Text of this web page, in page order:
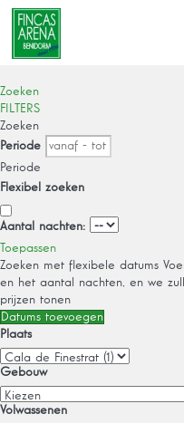
Zoeken
FILTERS
Zoeken
Periode
Periode
Flexibel zoeken
Aantal nachten:
Toepassen
Zoeken met flexibele datums
en het aantal nachten, en we
prijzen tonen
Datums toevoegen
Plaats
Gebouw
Volwassenen